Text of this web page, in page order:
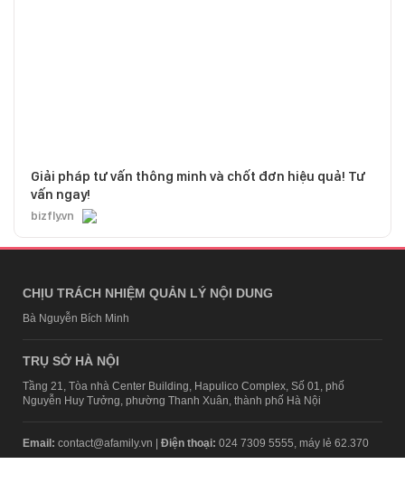
Giải pháp tư vấn thông minh và chốt đơn hiệu quả! Tư
vấn ngay!
bizfly.vn
CHỊU TRÁCH NHIỆM QUẢN LÝ NỘI DUNG
Bà Nguyễn Bích Minh
TRỤ SỞ HÀ NỘI
Tầng 21, Tòa nhà Center Building, Hapulico Complex, Số 01, phố
Nguyễn Huy Tưởng, phường Thanh Xuân, thành phố Hà Nội
Email: contact@afamily.vn | Điện thoại: 024 7309 5555, máy lẻ 62.370